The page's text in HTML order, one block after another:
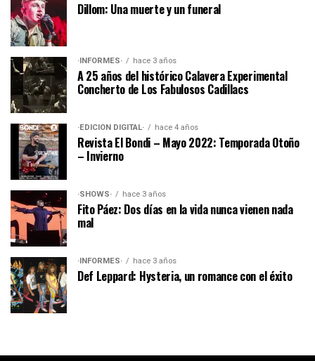
Dillom: Una muerte y un funeral
·INFORMES· hace 3 años
A 25 años del histórico Calavera Experimental
Concherto de Los Fabulosos Cadillacs
·EDICIÓN DIGITAL· hace 4 años
Revista El Bondi – Mayo 2022: Temporada Otoño
– Invierno
·SHOWS· hace 3 años
Fito Páez: Dos días en la vida nunca vienen nada
mal
·INFORMES· hace 3 años
Def Leppard: Hysteria, un romance con el éxito